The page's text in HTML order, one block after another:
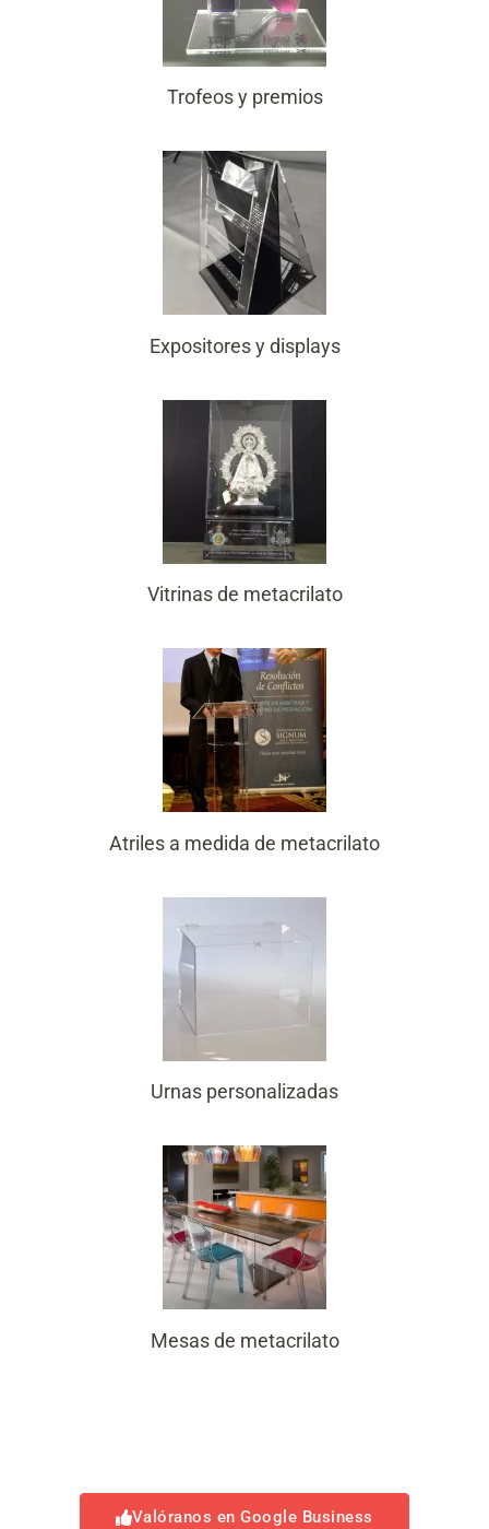
Trofeos y premios
Expositores y displays
Vitrinas de metacrilato
Atriles a medida de metacrilato
Urnas personalizadas
Mesas de metacrilato
Valóranos en Google Business